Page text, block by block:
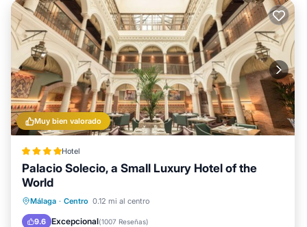
Muy bien valorado
Hotel
Palacio Solecio, a Small Luxury Hotel of the
World
Málaga · Centro 0.12 mi al centro
9.6 Excepcional(1007 Reseñas)
Desayuno Piscina
Cocina